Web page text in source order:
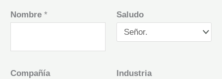
Nombre * Saludo
Compañía Industria